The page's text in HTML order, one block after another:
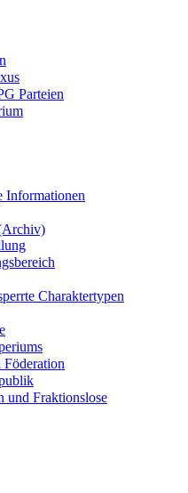
Parteien
Charaktertypen
und Fraktionslose